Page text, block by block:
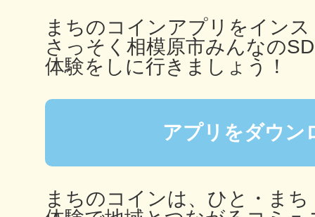
まちのコインアプリをイン
さっそく相模原市みんなの
体験をしに行きましょう！
アプリをダウン
まちのコインは、ひと・ま
日置
高知市
シモキ